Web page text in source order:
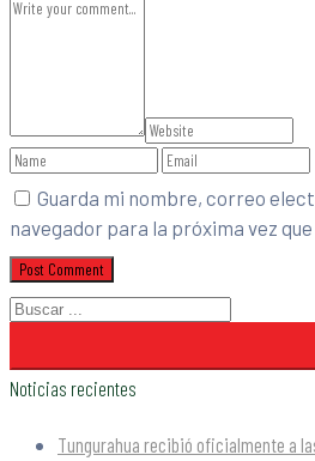
Guarda mi nombre, correo
navegador para la próxima vez
Noticias recientes
Tungurahua recibió oficialmente a